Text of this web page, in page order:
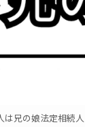
は兄の娘法定相続人